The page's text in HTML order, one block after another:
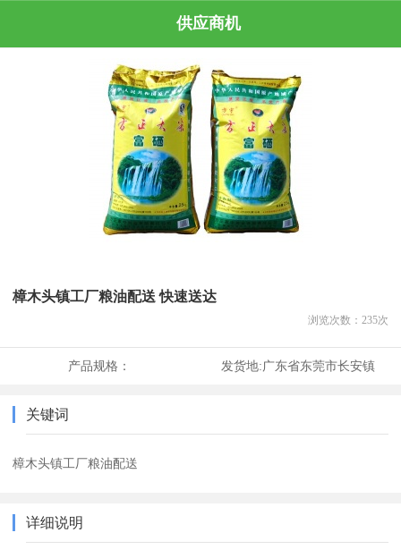
供应商机
樟木头镇工厂粮油配送 快速送达
浏览次数： 235次
产品规格： 发货地:广东省东莞市长安镇
关键词
樟木头镇工厂粮油配送
详细说明